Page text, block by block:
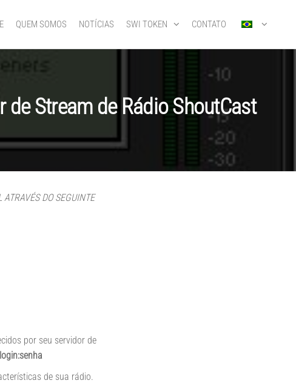
QUEM SOMOS NOTÍCIAS SWI TOKEN CONTATO
de Stream de Rádio ShoutCast
DO SEGUINTE
por seu servidor de
login:senha
de sua rádio.